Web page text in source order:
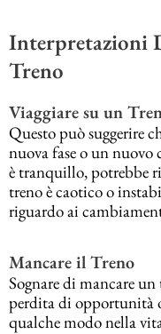
Interpretazioni
Treno
Viaggiare su un
Questo può suggerire
nuova fase o un
è tranquillo, potrebbe
treno è caotico o
riguardo ai
Mancare il Treno
Sognare di mancare
perdita di opportunità
qualche modo nella